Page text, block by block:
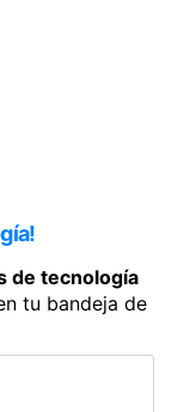
de tecnología
tu bandeja de